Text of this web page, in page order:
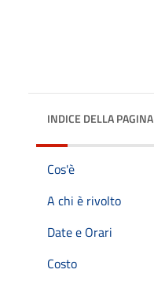
INDICE DELLA PAGINA
Cos'è
A chi è rivolto
Date e Orari
Costo